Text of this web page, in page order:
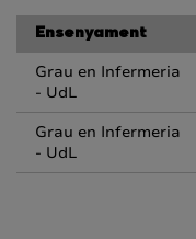
Ensenyament
Grau en Infermeria
- UdL
Grau en Infermeria
- UdL